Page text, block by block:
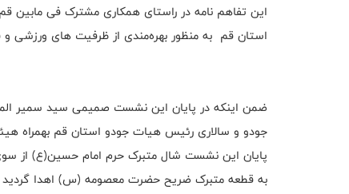
این تفاهم نامه در راستای همکاری مشترک فی مابین قم
استان قم به منظور بهره‌مندی از ظرفیت های ورزشی
ضمن اینکه در پایان این نشست صمیمی سید سمیر
جودو و سالاری رئیس هیات جودو استان قم بهمراه
پایان این نشست شال متبرک حرم امام حسین(ع) از
به قطعه متبرک ضریح حضرت معصومه (س) اهدا گردید